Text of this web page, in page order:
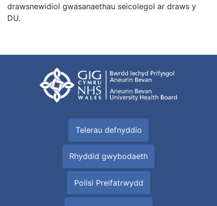
drawsnewidiol gwasanaethau seicolegol ar draws y
DU.
Telerau defnyddio
Rhyddid gwybodaeth
Polisi Preifatrwydd